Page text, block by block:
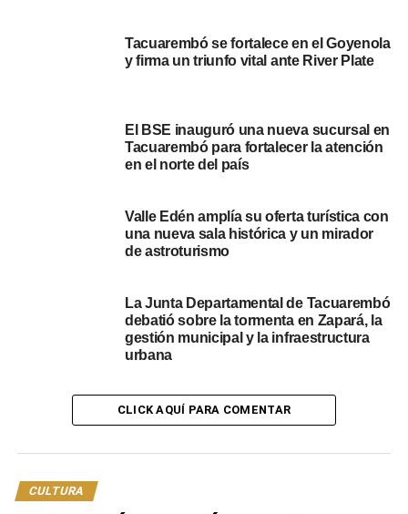
El anuncio de estas actividades fue realizado por los
Cynthia Costabel (Juventud).
Ignacio Borad, director de Educación y Cultura, resaltó la
reconocer y respaldar a las minorías. “En los últimos 30
años del siglo XX y lo que viene del actual XXI, Uruguay
comenzó a tomar conciencia de que determinadas
aborígenes también, afrodescendientes. Y, buena cosa ha
sido además de darle visibilidad también respaldar
algunas expresiones culturales que surgen de ellos y que
Tacuarembó se fortalece en el Goyenola
y firma un triunfo vital ante River Plate
El BSE inauguró una nueva sucursal en
Tacuarembó para fortalecer la atención
en el norte del país
Valle Edén amplía su oferta turística con
una nueva sala histórica y un mirador
de astroturismo
La Junta Departamental de Tacuarembó
debatió sobre la tormenta en Zapará, la
gestión municipal y la infraestructura
urbana
CLICK AQUÍ PARA COMENTAR
CULTURA